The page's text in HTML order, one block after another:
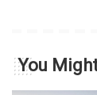
You